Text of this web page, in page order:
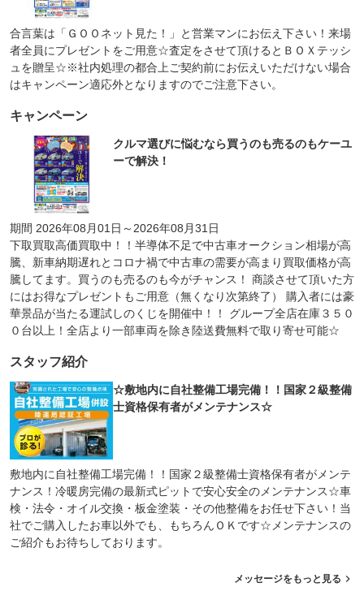
合言葉は「ＧＯＯネット見た！」と営業マンにお伝え下さい！来場
者全員にプレゼントをご用意☆査定をさせて頂けるとＢＯＸテッシ
ュを贈呈☆※社内処理の都合上ご契約前にお伝えいただけない場合
はキャンペーン適応外となりますのでご注意下さい。
キャンペーン
クルマ選びに悩むなら買うのも売るのもケーユ
ーで解決！
期間 2026年08月01日～2026年08月31日
下取買取高価買取中！！半導体不足で中古車オークション相場が高
騰、新車納期遅れとコロナ禍で中古車の需要が高まり買取価格が高
騰してます。買うのも売るのも今がチャンス！ 商談させて頂いた方
にはお得なプレゼントもご用意（無くなり次第終了） 購入者には豪
華景品が当たる運試しのくじを開催中！！ グループ全店在庫３５０
０台以上！全店より一部車両を除き陸送費無料で取り寄せ可能☆
スタッフ紹介
☆敷地内に自社整備工場完備！！国家２級整備
士資格保有者がメンテナンス☆
敷地内に自社整備工場完備！！国家２級整備士資格保有者がメンテ
ナンス！冷暖房完備の最新式ピットで安心安全のメンテナンス☆車
検・法令・オイル交換・板金塗装・その他整備をお任せ下さい！当
社でご購入したお車以外でも、もちろんＯＫです☆メンテナンスの
ご紹介もお待ちしております。
メッセージをもっと見る